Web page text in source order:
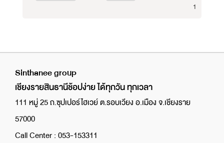
1
Sinthanee group
เชียงรายสินธานีช้อปง่าย ได้ทุกวัน ทุกเวลา
111 หมู่ 25 ถ.ซุปเปอร์ไฮเวย์ ต.รอบเวียง อ.เมือง จ.เชียงราย
57000
Call Center : 053-153311